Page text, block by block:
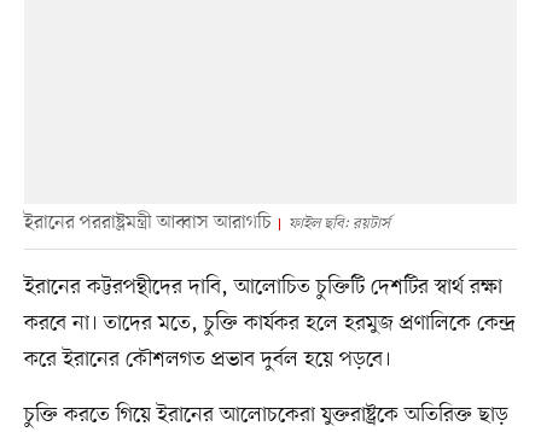
ইরানের পররাষ্ট্রমন্ত্রী আব্বাস আরাগচি ফাইল ছবি: রয়টার্স
ইরানের কট্টরপন্থীদের দাবি, আলোচিত চুক্তিটি দেশটির স্বার্থ রক্ষা
করবে না। তাদের মতে, চুক্তি কার্যকর হলে হরমুজ প্রণালিকে কেন্দ্র
করে ইরানের কৌশলগত প্রভাব দুর্বল হয়ে পড়বে।
চুক্তি করতে গিয়ে ইরানের আলোচকেরা যুক্তরাষ্ট্রকে অতিরিক্ত ছাড়